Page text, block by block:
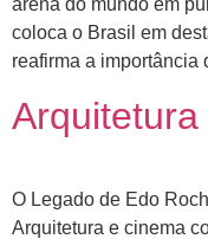
arena do mundo em
coloca o Brasil em
reafirma a importância
O Legado de Edo
Arquitetura e cinema